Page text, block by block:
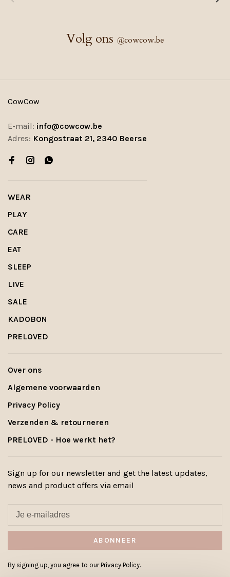
Volg ons @cowcow.be
CowCow
E-mail: info@cowcow.be
Adres: Kongostraat 21, 2340 Beerse
WEAR
PLAY
CARE
EAT
SLEEP
LIVE
SALE
KADOBON
PRELOVED
Over ons
Algemene voorwaarden
Privacy Policy
Verzenden & retourneren
PRELOVED - Hoe werkt het?
Sign up for our newsletter and get the latest updates,
news and product offers via email
ABONNEER
By signing up, you agree to our Privacy Policy.